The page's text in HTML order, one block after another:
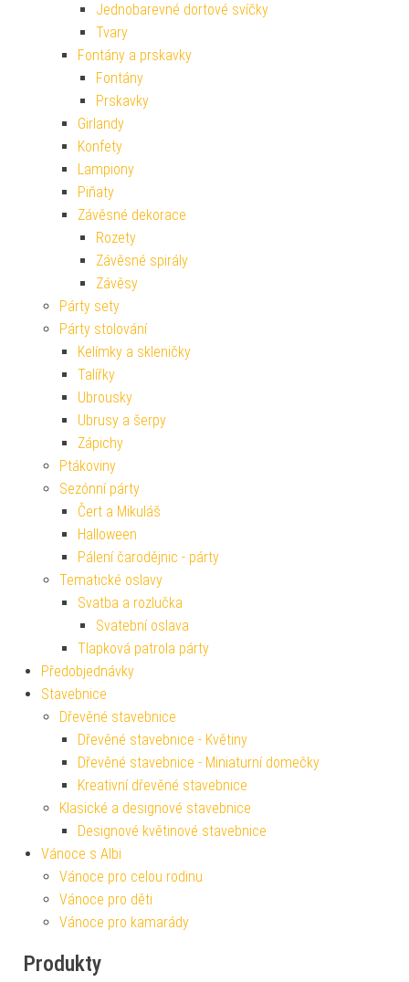
Jednobarevné dortové svíčky
Tvary
Fontány a prskavky
Fontány
Prskavky
Girlandy
Konfety
Lampiony
Piňaty
Závěsné dekorace
Rozety
Závěsné spirály
Závěsy
Párty sety
Párty stolování
Kelímky a skleničky
Talířky
Ubrousky
Ubrusy a šerpy
Zápichy
Ptákoviny
Sezónní párty
Čert a Mikuláš
Halloween
Pálení čarodějnic - párty
Tematické oslavy
Svatba a rozlučka
Svatební oslava
Tlapková patrola párty
Předobjednávky
Stavebnice
Dřevěné stavebnice
Dřevěné stavebnice - Květiny
Dřevěné stavebnice - Miniaturní domečky
Kreativní dřevěné stavebnice
Klasické a designové stavebnice
Designové květinové stavebnice
Vánoce s Albi
Vánoce pro celou rodinu
Vánoce pro děti
Vánoce pro kamarády
Produkty